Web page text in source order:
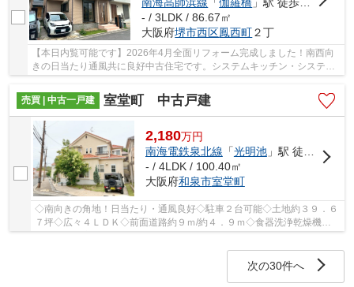
- / 3LDK / 86.67㎡
大阪府堺市西区鳳西町２丁
【本日内覧可能です】2026年4月全面リフォーム完成しました！南西向
きの日当たり通風共に良好中古住宅です。システムキッチン・システム
売買 | 中古一戸建
室堂町 中古戸建
2,180万円
南海電鉄泉北線 「光明池」駅 徒歩21分
- / 4LDK / 100.40㎡
大阪府和泉市室堂町
◇南向きの角地！日当たり・通風良好◇駐車２台可能◇土地約３９．６
７坪◇広々４ＬＤＫ◇前面道路約９ｍ/約４．９ｍ◇食器洗浄乾燥機付
次の30件へ